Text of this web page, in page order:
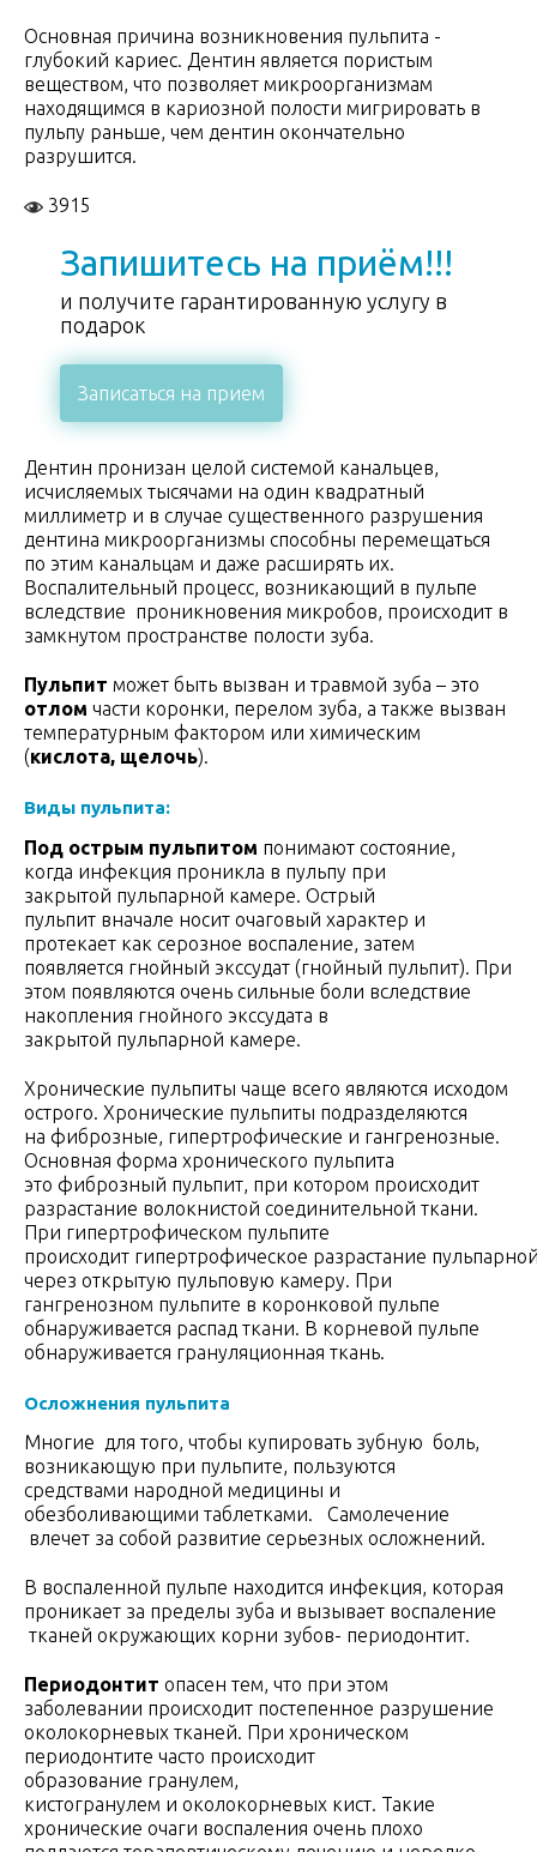
Основная причина возникновения пульпита -
глубокий кариес. Дентин является пористым
веществом, что позволяет микроорганизмам
находящимся в кариозной полости мигрировать в
пульпу раньше, чем дентин окончательно
разрушится.
3915
Запишитесь на приём!!!
и получите гарантированную услугу в
подарок
Записаться на прием
Дентин пронизан целой системой канальцев,
исчисляемых тысячами на один квадратный
миллиметр и в случае существенного разрушения
дентина микроорганизмы способны перемещаться
по этим канальцам и даже расширять их.
Воспалительный процесс, возникающий в пульпе
вследствие проникновения микробов, происходит в
замкнутом пространстве полости зуба.
Пульпит может быть вызван и травмой зуба – это
отлом части коронки, перелом зуба, а также вызван
температурным фактором или химическим
(кислота, щелочь).
Виды пульпита:
Под острым пульпитом понимают состояние,
когда инфекция проникла в пульпу при
закрытой пульпарной камере. Острый
пульпит вначале носит очаговый характер и
протекает как серозное воспаление, затем
появляется гнойный экссудат (гнойный пульпит). При
этом появляются очень сильные боли вследствие
накопления гнойного экссудата в
закрытой пульпарной камере.
Хронические пульпиты чаще всего являются исходом
острого. Хронические пульпиты подразделяются
на фиброзные, гипертрофические и гангренозные.
Основная форма хронического пульпита
это фиброзный пульпит, при котором происходит
разрастание волокнистой соединительной ткани.
При гипертрофическом пульпите
происходит гипертрофическое разрастание
через открытую пульповую камеру. При
гангренозном пульпите в коронковой пульпе
обнаруживается распад ткани. В корневой пульпе
обнаруживается грануляционная ткань.
Осложнения пульпита
Многие для того, чтобы купировать зубную боль,
возникающую при пульпите, пользуются
средствами народной медицины и
обезболивающими таблетками. Самолечение
влечет за собой развитие серьезных осложнений.
В воспаленной пульпе находится инфекция, которая
проникает за пределы зуба и вызывает воспаление
тканей окружающих корни зубов- периодонтит.
Периодонтит опасен тем, что при этом
заболевании происходит постепенное разрушение
околокорневых тканей. При хроническом
периодонтите часто происходит
образование гранулем,
кистогранулем и околокорневых кист. Такие
хронические очаги воспаления очень плохо